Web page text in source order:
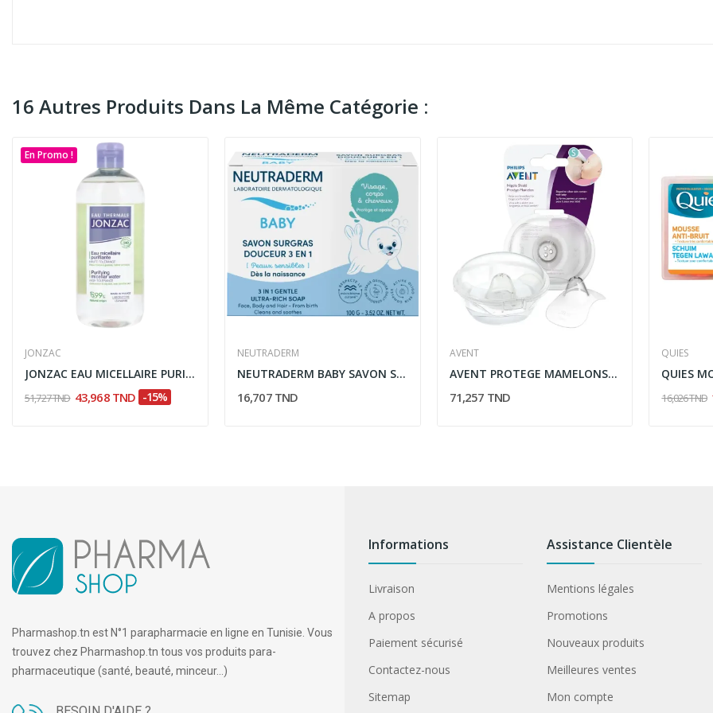
16 Autres Produits Dans La Même Catégorie :
En Promo !
JONZAC
JONZAC EAU MICELLAIRE PURIFIANTE 500ML
51,727 TND 43,968 TND -15%
NEUTRADERM
NEUTRADERM BABY SAVON SURGRAS 3 EN 1 100G
16,707 TND
AVENT
AVENT PROTEGE MAMELONS 15MM SCF153/01
71,257 TND
QUIES
16,026 TND
Pharmashop.tn est N°1 parapharmacie en ligne en Tunisie. Vous
trouvez chez Pharmashop.tn tous vos produits para-
pharmaceutique (santé, beauté, minceur...)
Informations
Livraison
A propos
Paiement sécurisé
Contactez-nous
Sitemap
Assistance Clientèle
Mentions légales
Promotions
Nouveaux produits
Meilleures ventes
Mon compte